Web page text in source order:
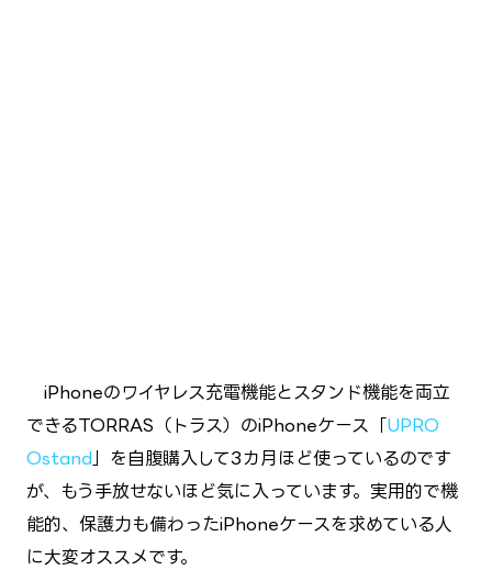
iPhoneのワイヤレス充電機能とスタンド機能を両立
できるTORRAS（トラス）のiPhoneケース「UPRO
Ostand 」を自腹購入して3カ月ほど使っているのです
が、もう手放せないほど気に入っています。実用的で機
能的、保護力も備わったiPhoneケースを求めている人
に大変オススメです。